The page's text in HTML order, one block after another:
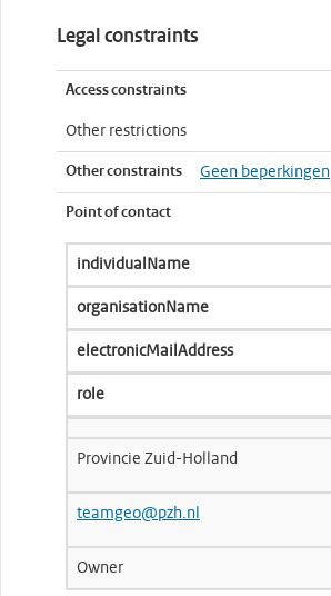
Legal constraints
Access constraints
Other restrictions
Other constraints Geen beperkingen
Point of contact
individualName
organisationName
electronicMailAddress
role
Provincie Zuid-Holland
teamgeo@pzh.nl
Owner